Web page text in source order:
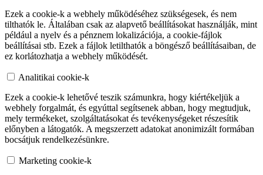
Ezek a cookie-k a webhely működéséhez szükségesek, és nem
tilthatók le. Általában csak az alapvető beállításokat használják, mint
például a nyelv és a pénznem lokalizációja, a cookie-fájlok
beállításai stb. Ezek a fájlok letilthatók a böngésző beállításaiban, de
ez korlátozhatja a webhely működését.
Analitikai cookie-k
Ezek a cookie-k lehetővé teszik számunkra, hogy kiértékeljük a
webhely forgalmát, és egyúttal segítsenek abban, hogy megtudjuk,
mely termékeket, szolgáltatásokat és tevékenységeket részesítik
előnyben a látogatók. A megszerzett adatokat anonimizált formában
bocsátjuk rendelkezésünkre.
Marketing cookie-k